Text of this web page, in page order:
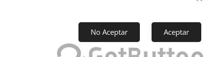
No Aceptar Aceptar